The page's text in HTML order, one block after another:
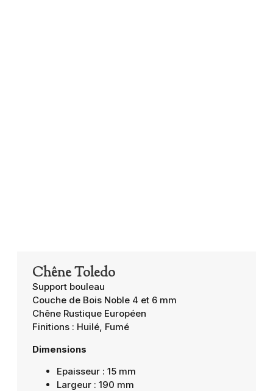
Chêne Toledo
Support bouleau
Couche de Bois Noble 4 et 6 mm
Chêne Rustique Européen
Finitions : Huilé, Fumé
Dimensions
Epaisseur : 15 mm
Largeur : 190 mm